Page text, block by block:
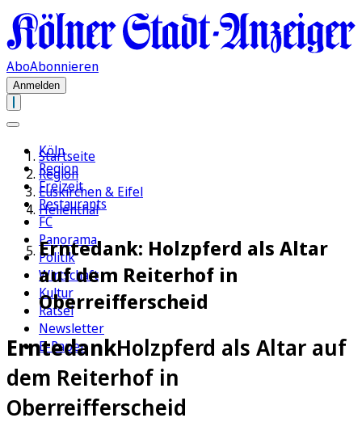
AboAbonnieren
Anmelden
Köln
Region
Freizeit
Restaurants
FC
Panorama
Politik
Wirtschaft
Kultur
Rätsel
Newsletter
E-Paper
Startseite
Region
Euskirchen & Eifel
Hellenthal
Erntedank: Holzpferd als Altar
auf dem Reiterhof in
Oberreifferscheid
ErntedankHolzpferd als Altar auf
dem Reiterhof in
Oberreifferscheid